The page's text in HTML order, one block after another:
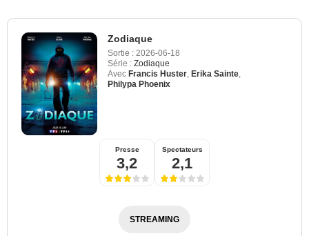
Zodiaque
Sortie : 2026-06-18
Série : Zodiaque
Avec Francis Huster Erika Sainte
Philypa Phoenix
Presse
3,2
Spectateurs
2,1
STREAMING